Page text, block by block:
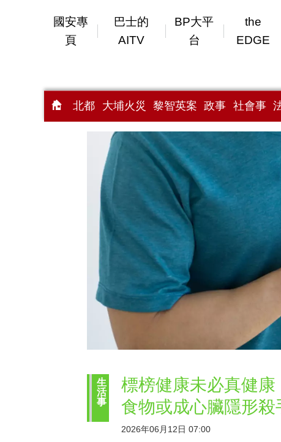
國安專
頁
巴士的
AITV
BP大平
台
the
EDGE
北都 大埔火災 黎智英案 政事 社會事
生
活
事
標榜健康未必真健
食物或成心臟隱形殺
2026年06月12日 07:00